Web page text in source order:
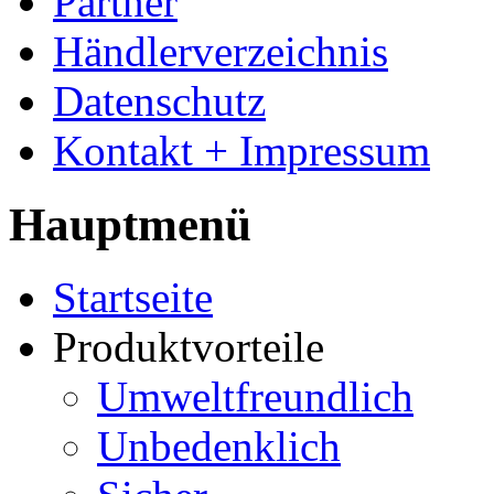
Händlerverzeichnis
Datenschutz
Kontakt + Impressum
Hauptmenü
Startseite
Produktvorteile
Umweltfreundlich
Unbedenklich